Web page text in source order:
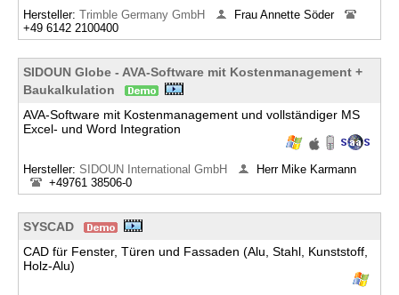
Hersteller: Trimble Germany GmbH
Frau Annette Söder
+49 6142 2100400
SIDOUN Globe - AVA-Software mit Kostenmanagement +
Baukalkulation
AVA-Software mit Kostenmanagement und vollständiger MS
Excel- und Word Integration
Hersteller: SIDOUN International GmbH
Herr Mike Karmann
+49761 38506-0
SYSCAD
CAD für Fenster, Türen und Fassaden (Alu, Stahl, Kunststoff,
Holz-Alu)